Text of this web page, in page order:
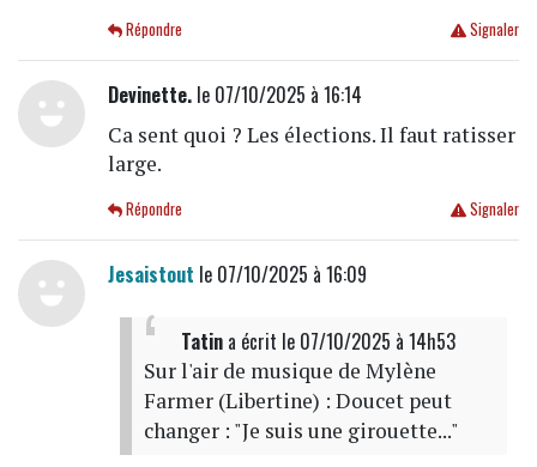
Signaler
Répondre
Devinette.le 07/10/2025 à 16:14
Ca sent quoi ? Les élections. Il faut ratisser
large.
Signaler
Répondre
Jesaistout le 07/10/2025 à 16:09
Tatina écrit le 07/10/2025 à 14h53
Sur l'air de musique de Mylène
Farmer (Libertine) : Doucet peut
changer : "Je suis une girouette..."